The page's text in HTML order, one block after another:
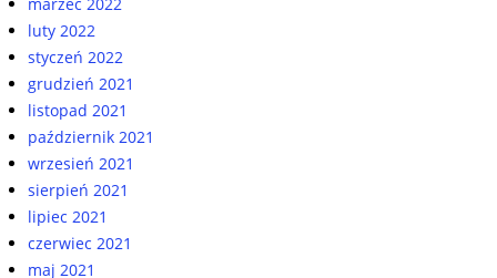
luty 2022
styczeń 2022
grudzień 2021
listopad 2021
październik 2021
wrzesień 2021
sierpień 2021
lipiec 2021
czerwiec 2021
maj 2021